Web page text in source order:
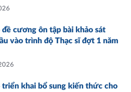
đề cương ôn tập bài khảo sát
vào trình độ Thạc sĩ đợt 1 năm
triển khai bổ sung kiến thức cho